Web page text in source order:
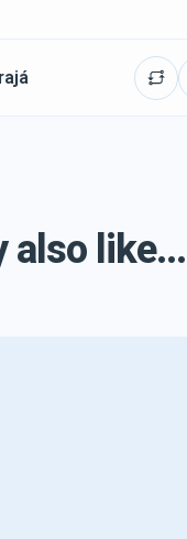
also like...